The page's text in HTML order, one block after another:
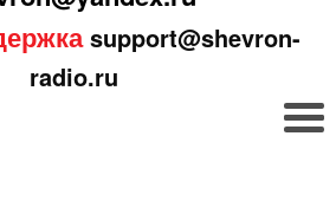
support@shevron-
radio.ru